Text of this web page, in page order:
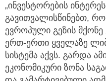
„ინვესტორების
გავითვალისწინებთ,
ევროპული გეზის
ერთ-ერთი ყველაზე
სისტემა აქვს. გარდა
ეკონომიკური ზონა